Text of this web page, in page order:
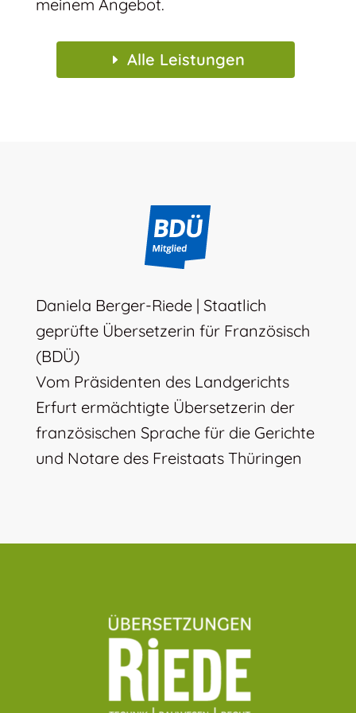
meinem Angebot.
Alle Leistungen
Daniela Berger-Riede | Staatlich
geprüfte Übersetzerin für Französisch
(BDÜ)
Vom Präsidenten des Landgerichts
Erfurt ermächtigte Übersetzerin der
französischen Sprache für die Gerichte
und Notare des Freistaats Thüringen